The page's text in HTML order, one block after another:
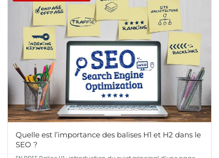
Quelle est l’importance des balises H1 et H2 dans le
SEO ?